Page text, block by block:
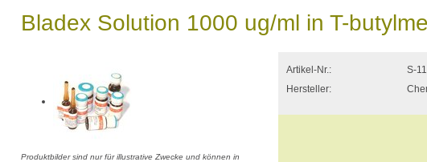
Bladex Solution 1000 ug/ml in T-
Produktbilder sind nur für illustrative Zwecke und können in
Artikel-Nr.:
S-
Hersteller: